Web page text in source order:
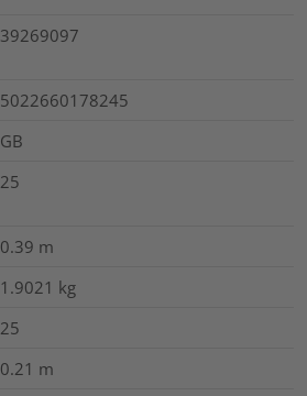
39269097
5022660178245
GB
25
0.39 m
1.9021 kg
25
0.21 m